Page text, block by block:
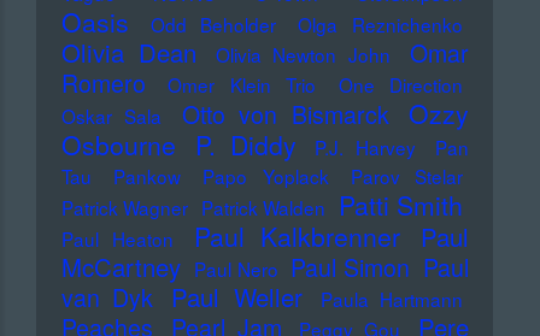
Oasis Odd Beholder Olga Reznichenko
Olivia Dean Olivia Newton John
Omar
Romero
Omer Klein Trio
One Direction
Oskar Sala
Otto von Bismarck Ozzy
Osbourne
P. Diddy P.J. Harvey
Pan
Tau
Pankow Papo Yoplack
Parov Stelar
Patrick Wagner Patrick Walden Patti Smith
Paul Heaton Paul Kalkbrenner
Paul
McCartney Paul Nero Paul Simon Paul
van Dyk Paul Weller Paula Hartmann
Peaches Pearl Jam Peggy Gou
Pere